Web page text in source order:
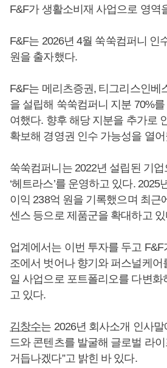
F&F가 생활소비재 사업으로 영역
F&F는 2026년 4월 쑥쑥컴퍼니 인
원을 출자했다.
F&F는 메리츠증권, 티그리스인베
을 설립해 쑥쑥컴퍼니 지분 70%
여했다. 향후 해당 지분을 추가로
확보해 경영권 인수 가능성을 열
쑥쑥컴퍼니는 2022년 설립된 기
‘헤트라스’를 운영하고 있다. 2025
이익 238억 원을 기록했으며 최근
센스 등으로 제품군을 확대하고
업계에서는 이번 투자를 두고
조에서 벗어나 향기와 퍼스널케
일 사업으로 포트폴리오를 다변화
고 있다.
김창수는 2026년 회사소개 인사말
드와 콘텐츠를 발굴해 글로벌 라
거듭나겠다”고 밝힌 바 있다.